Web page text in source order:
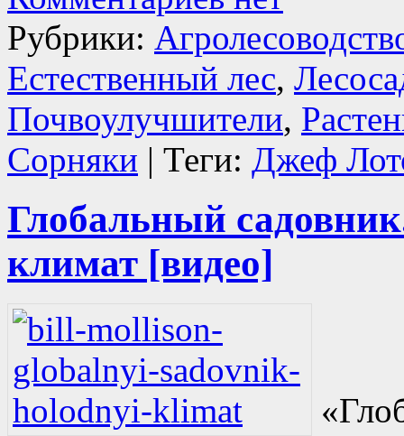
Рубрики:
Естественный лес,
Почвоулучшители,
Сорняки | Теги: Джеф
Глобальный
климат [видео]